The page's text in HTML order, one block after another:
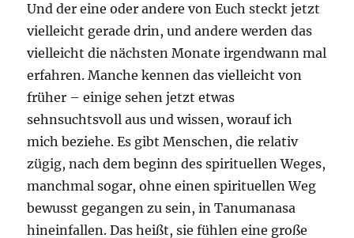
Und der eine oder andere von Euch steckt jetzt
vielleicht gerade drin, und andere werden das
vielleicht die nächsten Monate irgendwann mal
erfahren. Manche kennen das vielleicht von
früher – einige sehen jetzt etwas
sehnsuchtsvoll aus und wissen, worauf ich
mich beziehe. Es gibt Menschen, die relativ
zügig, nach dem beginn des spirituellen Weges,
manchmal sogar, ohne einen spirituellen Weg
bewusst gegangen zu sein, in Tanumanasa
hineinfallen. Das heißt, sie fühlen eine große